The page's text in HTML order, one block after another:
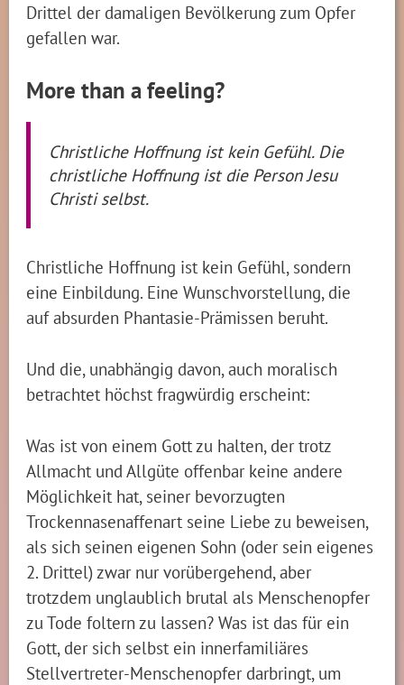
Drittel der damaligen Bevölkerung zum Opfer
gefallen war.
More than a feeling?
Christliche Hoffnung ist kein Gefühl. Die
christliche Hoffnung ist die Person Jesu
Christi selbst.
Christliche Hoffnung ist kein Gefühl, sondern
eine Einbildung. Eine Wunschvorstellung, die
auf absurden Phantasie-Prämissen beruht.
Und die, unabhängig davon, auch moralisch
betrachtet höchst fragwürdig erscheint:
Was ist von einem Gott zu halten, der trotz
Allmacht und Allgüte offenbar keine andere
Möglichkeit hat, seiner bevorzugten
Trockennasenaffenart seine Liebe zu beweisen,
als sich seinen eigenen Sohn (oder sein eigenes
2. Drittel) zwar nur vorübergehend, aber
trotzdem unglaublich brutal als Menschenopfer
zu Tode foltern zu lassen? Was ist das für ein
Gott, der sich selbst ein innerfamiliäres
Stellvertreter-Menschenopfer darbringt, um